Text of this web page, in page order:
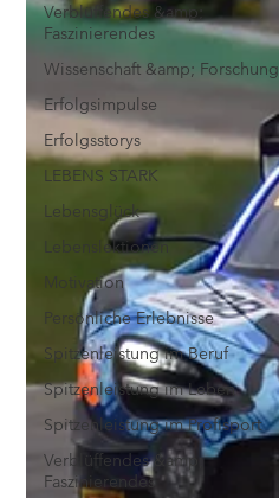
Verblüffendes &amp;
Faszinierendes
Wissenschaft &amp; Forschung
Erfolgsimpulse
Erfolgsstorys
LEBENS STARK
Lebensglück
Lebenslektionen
Motivation
Persönliche Erlebnisse
Spitzenleistung im Beruf
Spitzenleistung im Leben
Spitzenleistung im Profisport
Verblüffendes &amp;
Faszinierendes